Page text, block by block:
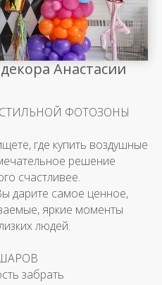
Анастасии
ФОТОЗОНЫ
где купить воздушные
решение
счастливее.
дарите самое ценное,
яркие моменты
людей.
забрать